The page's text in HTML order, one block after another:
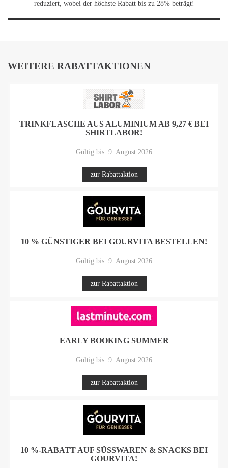
reduziert, wobei der höchste Rabatt bis zu 28% beträgt!
WEITERE RABATTAKTIONEN
TRINKFLASCHE AUS ALUMINIUM AB 9,27 € BEI
SHIRTLABOR!
Gültig bis: 9. August 2026
zur Rabattaktion
10 % GÜNSTIGER BEI GOURVITA BESTELLEN!
Gültig bis: 9. August 2026
zur Rabattaktion
EARLY BOOKING SUMMER
Gültig bis: 9. August 2026
zur Rabattaktion
10 %-RABATT AUF SÜSSWAREN & SNACKS BEI
GOURVITA!